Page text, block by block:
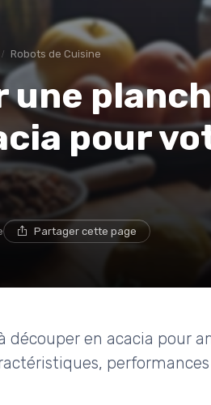
Robots de Cuisine
pour
Partager cette page
découper en acacia pour